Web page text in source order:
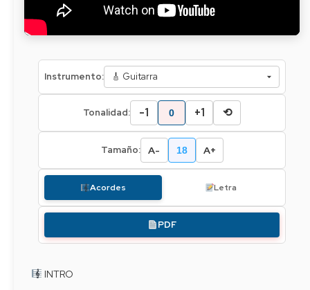
Instrumento:
Tonalidad: -1 0 +1 ⟲
Tamaño: A- 18 A+
Acordes Letra
PDF
INTRO